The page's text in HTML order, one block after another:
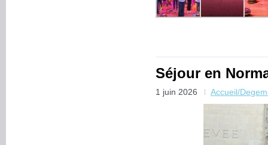
Séjour en
1 juin 2026 Accueil/